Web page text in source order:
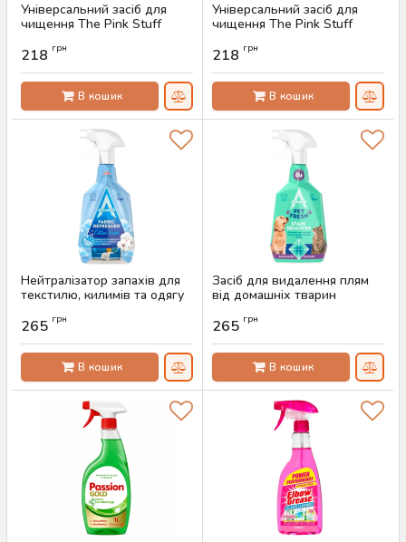
Універсальний засіб для
чищення The Pink Stuff
мл
Артикул:AS-00550
218 грн
В кошик
Універсальний засіб для
чищення The Pink Stuff
мл
Артикул:AS-00549
218 грн
В кошик
Нейтралізатор запахів для
текстилю, килимів та одягу
Артикул:
265 грн
В кошик
Засіб для видалення плям
від домашніх тварин
Артикул:
265 грн
В кошик